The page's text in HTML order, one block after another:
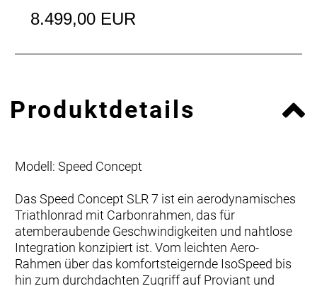
8.499,00 EUR
Produktdetails
Modell: Speed Concept
Das Speed Concept SLR 7 ist ein aerodynamisches
Triathlonrad mit Carbonrahmen, das für
atemberaubende Geschwindigkeiten und nahtlose
Integration konzipiert ist. Vom leichten Aero-
Rahmen über das komfortsteigernde IsoSpeed bis
hin zum durchdachten Zugriff auf Proviant und